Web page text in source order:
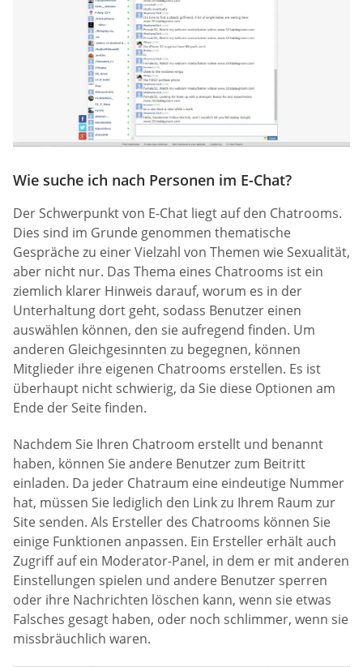
Wie suche ich nach Personen im E-Chat?
Der Schwerpunkt von E-Chat liegt auf den Chatrooms.
Dies sind im Grunde genommen thematische
Gespräche zu einer Vielzahl von Themen wie Sexualität,
aber nicht nur. Das Thema eines Chatrooms ist ein
ziemlich klarer Hinweis darauf, worum es in der
Unterhaltung dort geht, sodass Benutzer einen
auswählen können, den sie aufregend finden. Um
anderen Gleichgesinnten zu begegnen, können
Mitglieder ihre eigenen Chatrooms erstellen. Es ist
überhaupt nicht schwierig, da Sie diese Optionen am
Ende der Seite finden.
Nachdem Sie Ihren Chatroom erstellt und benannt
haben, können Sie andere Benutzer zum Beitritt
einladen. Da jeder Chatraum eine eindeutige Nummer
hat, müssen Sie lediglich den Link zu Ihrem Raum zur
Site senden. Als Ersteller des Chatrooms können Sie
einige Funktionen anpassen. Ein Ersteller erhält auch
Zugriff auf ein Moderator-Panel, in dem er mit anderen
Einstellungen spielen und andere Benutzer sperren
oder ihre Nachrichten löschen kann, wenn sie etwas
Falsches gesagt haben, oder noch schlimmer, wenn sie
missbräuchlich waren.